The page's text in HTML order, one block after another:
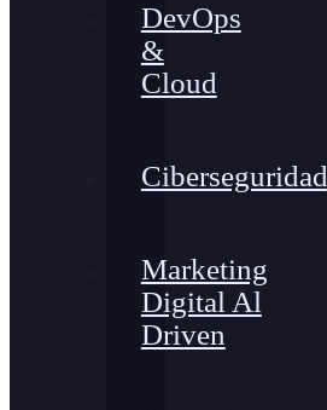
DevOps
&
Cloud
Ciberseguridad
Marketing
Digital Al
Driven